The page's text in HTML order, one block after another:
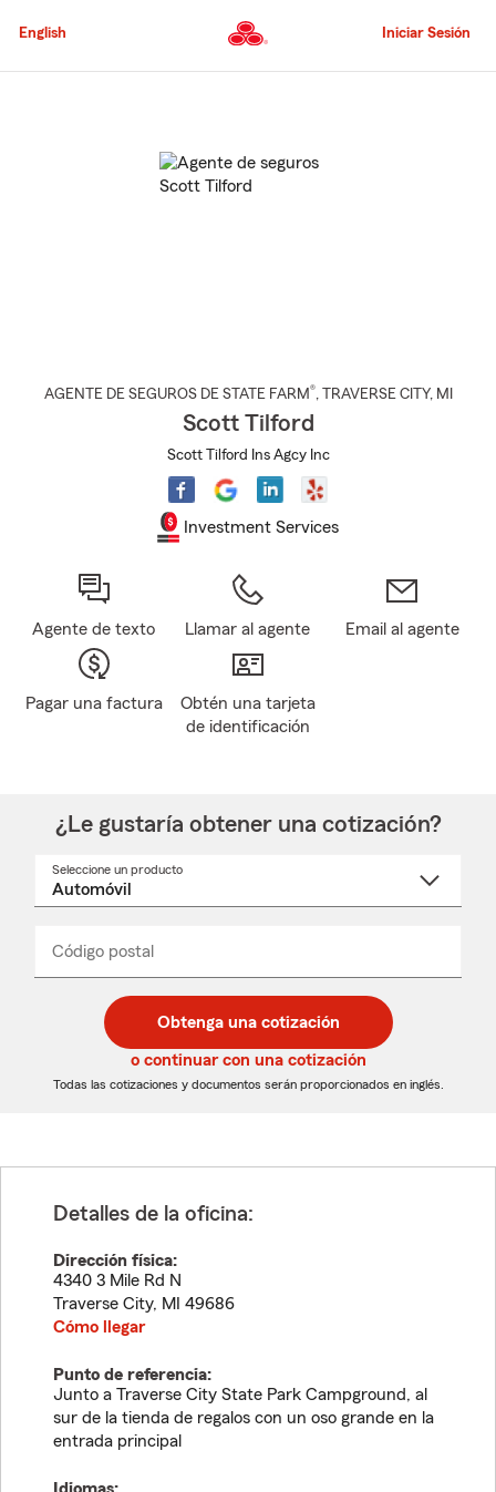
al
principal
English Iniciar Sesión
AGENTE DE SEGUROS DE STATE FARM®, TRAVERSE CITY, MI
Scott Tilford
Scott Tilford Ins Agcy Inc
Investment Services
Agente de texto Llamar al agente Email al agente
Pagar una factura
Obtén una tarjeta
de identificación
¿Le gustaría obtener una cotización?
Seleccione un producto
desplegable
Código postal
de
5
dígitos
de
5
dígitos
_____
Obtenga una cotización
o continuar con una cotización
Todas las cotizaciones y documentos serán proporcionados en inglés.
Detalles de la oficina:
Dirección física:
4340 3 Mile Rd N
Traverse City, MI
49686
Cómo llegar
Punto de referencia:
Junto a Traverse City State Park Campground, al
sur de la tienda de regalos con un oso grande en la
entrada principal